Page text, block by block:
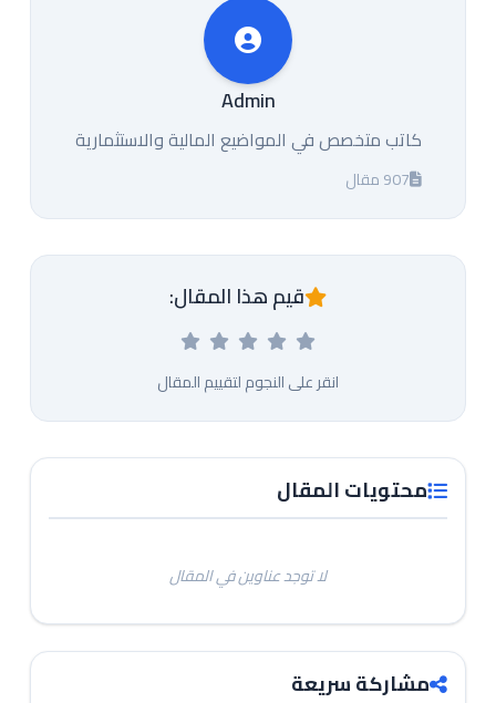
Admin
كاتب متخصص في المواضيع المالية والاستثمارية
907 مقال
قيم هذا المقال:
انقر على النجوم لتقييم المقال
محتويات المقال
لا توجد عناوين في المقال
مشاركة سريعة